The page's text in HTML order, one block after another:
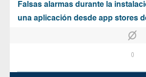
Falsas alarmas durante la
una aplicación desde app stores
0